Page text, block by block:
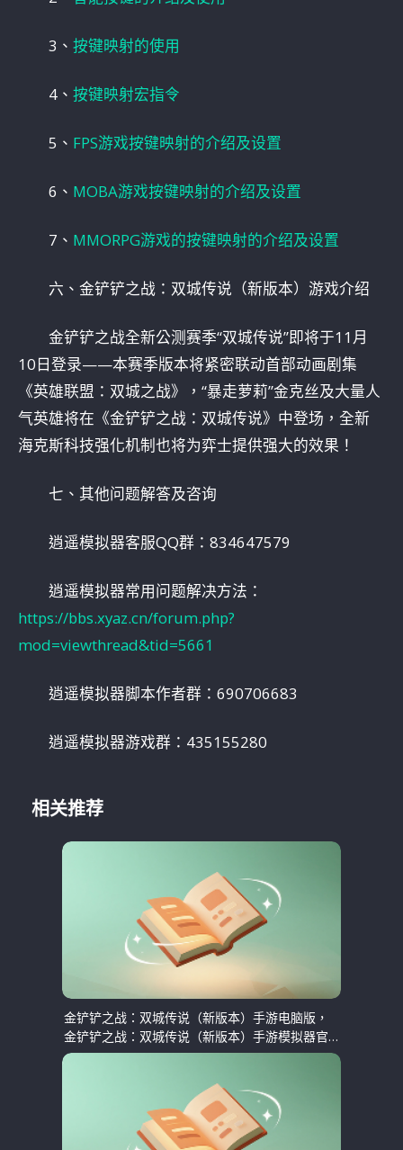
3、 按键映射的使用
4、 按键映射宏指令
5、 FPS游戏按键映射的介绍及设置
6、 MOBA游戏按键映射的介绍及设置
7、 MMORPG游戏的按键映射的介绍及设置
六、金铲铲之战：双城传说（新版本）游戏介绍
金铲铲之战全新公测赛季“双城传说”即将于11月
10日登录——本赛季版本将紧密联动首部动画剧集
《英雄联盟：双城之战》，“暴走萝莉”金克丝及大量人
气英雄将在《金铲铲之战：双城传说》中登场，全新
海克斯科技强化机制也将为弈士提供强大的效果！
七、其他问题解答及咨询
逍遥模拟器客服QQ群：834647579
逍遥模拟器常用问题解决方法：
https://bbs.xyaz.cn/forum.php?
mod=viewthread&tid=5661
逍遥模拟器脚本作者群：690706683
逍遥模拟器游戏群：435155280
相关推荐
金铲铲之战：双城传说（新版本）手游电脑版，
金铲铲之战：双城传说（新版本）手游模拟器官
方电脑版